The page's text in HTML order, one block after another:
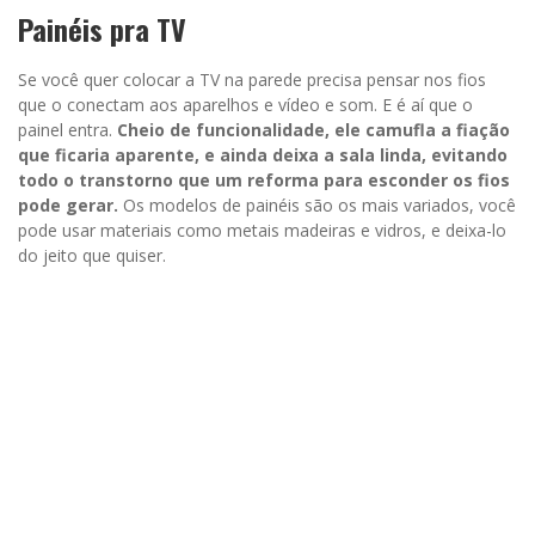
Painéis pra TV
Se você quer colocar a TV na parede precisa pensar nos fios
que o conectam aos aparelhos e vídeo e som. E é aí que o
painel entra. Cheio de funcionalidade, ele camufla a fiação
que ficaria aparente, e ainda deixa a sala linda, evitando
todo o transtorno que um reforma para esconder os fios
pode gerar. Os modelos de painéis são os mais variados, você
pode usar materiais como metais madeiras e vidros, e deixa-lo
do jeito que quiser.